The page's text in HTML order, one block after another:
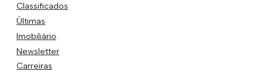
Classificados
Últimas
Imobiliário
Newsletter
Carreiras